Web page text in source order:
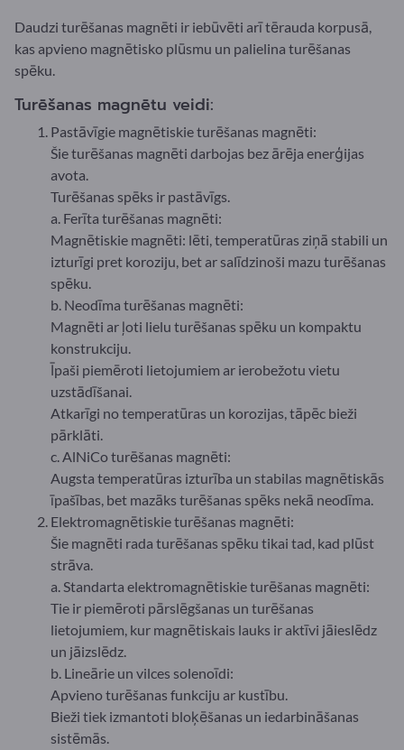
Daudzi turēšanas magnēti ir iebūvēti arī tērauda korpusā,
kas apvieno magnētisko plūsmu un palielina turēšanas
spēku.
Turēšanas magnētu veidi:
Pastāvīgie magnētiskie turēšanas magnēti:
Šie turēšanas magnēti darbojas bez ārēja enerģijas
avota.
Turēšanas spēks ir pastāvīgs.
a. Ferīta turēšanas magnēti:
Magnētiskie magnēti: lēti, temperatūras ziņā stabili un
izturīgi pret koroziju, bet ar salīdzinoši mazu turēšanas
spēku.
b. Neodīma turēšanas magnēti:
Magnēti ar ļoti lielu turēšanas spēku un kompaktu
konstrukciju.
Īpaši piemēroti lietojumiem ar ierobežotu vietu
uzstādīšanai.
Atkarīgi no temperatūras un korozijas, tāpēc bieži
pārklāti.
c. AlNiCo turēšanas magnēti:
Augsta temperatūras izturība un stabilas magnētiskās
īpašības, bet mazāks turēšanas spēks nekā neodīma.
Elektromagnētiskie turēšanas magnēti:
Šie magnēti rada turēšanas spēku tikai tad, kad plūst
strāva.
a. Standarta elektromagnētiskie turēšanas magnēti:
Tie ir piemēroti pārslēgšanas un turēšanas
lietojumiem, kur magnētiskais lauks ir aktīvi jāieslēdz
un jāizslēdz.
b. Lineārie un vilces solenoīdi:
Apvieno turēšanas funkciju ar kustību.
Bieži tiek izmantoti bloķēšanas un iedarbināšanas
sistēmās.